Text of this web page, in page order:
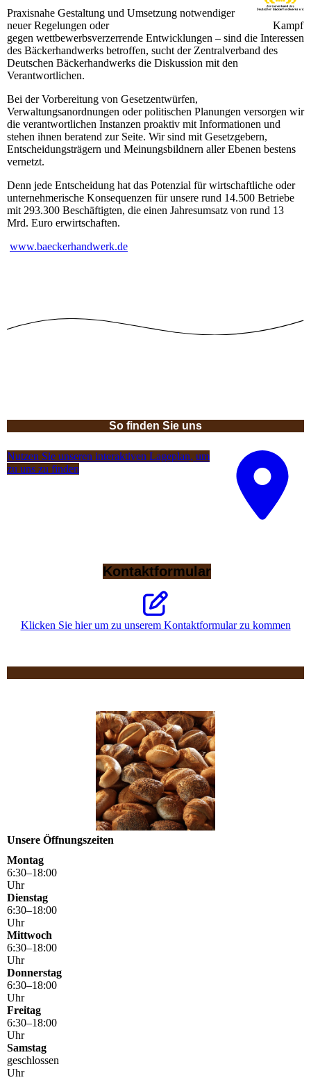
Praxisnahe Gestaltung und Umsetzung notwendiger
neuer Regelungen oder Kampf
gegen wettbewerbsverzerrende Entwicklungen – sind die Interessen
des Bäckerhandwerks betroffen, sucht der Zentralverband des
Deutschen Bäckerhandwerks die Diskussion mit den
Verantwortlichen.
Bei der Vorbereitung von Gesetzentwürfen,
Verwaltungsanordnungen oder politischen Planungen versorgen wir
die verantwortlichen Instanzen proaktiv mit Informationen und
stehen ihnen beratend zur Seite. Wir sind mit Gesetzgebern,
Entscheidungsträgern und Meinungsbildnern aller Ebenen bestens
vernetzt.
Denn jede Entscheidung hat das Potenzial für wirtschaftliche oder
unternehmerische Konsequenzen für unsere rund 14.500 Betriebe
mit 293.300 Beschäftigten, die einen Jahresumsatz von rund 13
Mrd. Euro erwirtschaften.
www.baeckerhandwerk.de
So finden Sie uns
Nutzen Sie unseren interaktiven La­ge­plan, um
zu uns zu finden
Kontaktformular
Klicken Sie hier um zu unserem Kon­takt­for­mu­lar zu kommen
Unsere Öffnungszeiten
Montag
6:30–18:00
Uhr
Dienstag
6:30–18:00
Uhr
Mittwoch
6:30–18:00
Uhr
Donnerstag
6:30–18:00
Uhr
Freitag
6:30–18:00
Uhr
Samstag
geschlossen
Uhr